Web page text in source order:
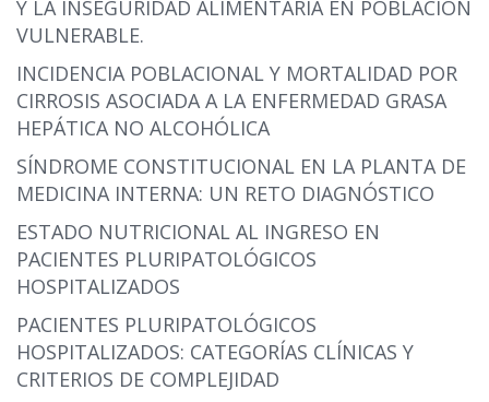
Y LA INSEGURIDAD ALIMENTARIA EN POBLACIÓN
VULNERABLE.
INCIDENCIA POBLACIONAL Y MORTALIDAD POR
CIRROSIS ASOCIADA A LA ENFERMEDAD GRASA
HEPÁTICA NO ALCOHÓLICA
SÍNDROME CONSTITUCIONAL EN LA PLANTA DE
MEDICINA INTERNA: UN RETO DIAGNÓSTICO
ESTADO NUTRICIONAL AL INGRESO EN
PACIENTES PLURIPATOLÓGICOS
HOSPITALIZADOS
PACIENTES PLURIPATOLÓGICOS
HOSPITALIZADOS: CATEGORÍAS CLÍNICAS Y
CRITERIOS DE COMPLEJIDAD